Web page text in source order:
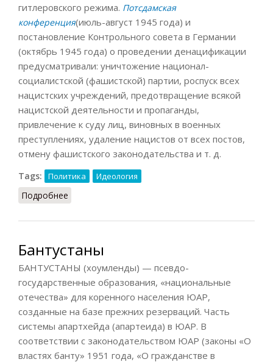
гитлеровского режима. Потсдамская
конференция(июль-август 1945 года) и
постановление Контрольного совета в Германии
(октябрь 1945 года) о проведении денацификации
предусматривали: уничтожение национал-
социалистской (фашистской) партии, роспуск всех
нацистских учреждений, предотвращение всякой
нацистской деятельности и пропаганды,
привлечение к суду лиц, виновных в военных
преступлениях, удаление нацистов от всех постов,
отмену фашистского законодательства и т. д.
Tags: Политика Идеология
Подробнее
Бантустаны
БАНТУСТАНЫ (хоумленды) — псевдо-
государственные образования, «национальные
отечества» для коренного населения ЮАР,
созданные на базе прежних резерваций. Часть
системы апартхейда (апартеида) в ЮАР. В
соответствии с законодательством ЮАР (законы «О
властях банту» 1951 года, «О гражданстве в